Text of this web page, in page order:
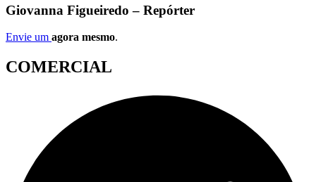
Giovanna Figueiredo – Repórter
Envie um agora mesmo.
COMERCIAL